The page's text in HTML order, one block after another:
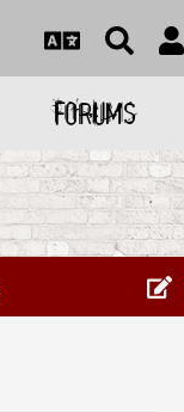
FORUMS